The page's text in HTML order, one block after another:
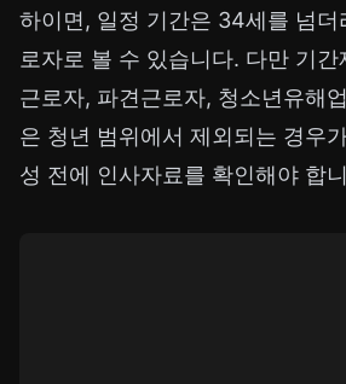
하이면, 일정 기간은 34세를 넘더
로자로 볼 수 있습니다. 다만 기
근로자, 파견근로자, 청소년유해
은 청년 범위에서 제외되는 경우
성 전에 인사자료를 확인해야 합